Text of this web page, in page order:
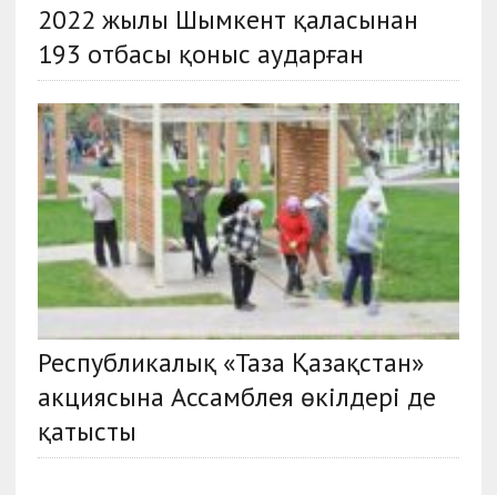
2022 жылы Шымкент қаласынан
193 отбасы қоныс аударған
Республикалық «Таза Қазақстан»
акциясына Ассамблея өкілдері де
қатысты